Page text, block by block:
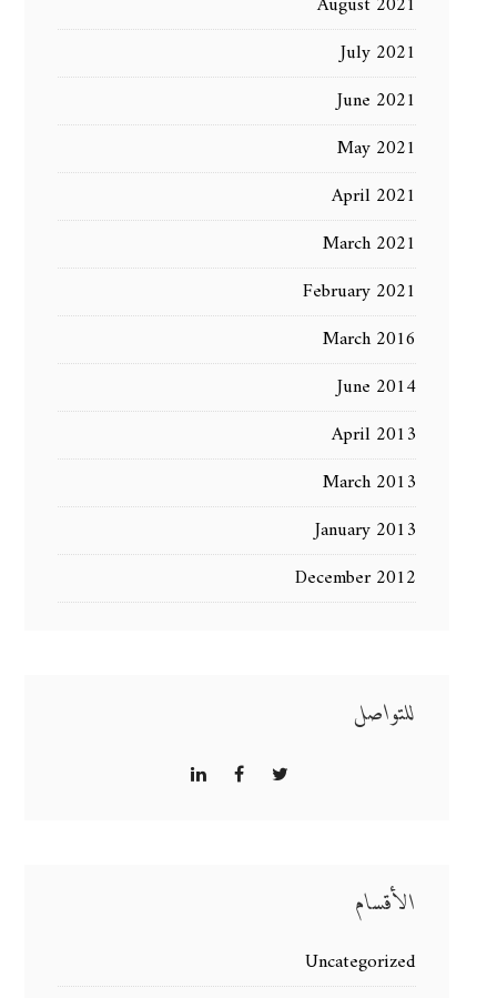
July 2021
June 2021
May 2021
April 2021
March 2021
February 2021
March 2016
June 2014
April 2013
March 2013
January 2013
December 2012
للتواصل
الأقسام
Uncategorized